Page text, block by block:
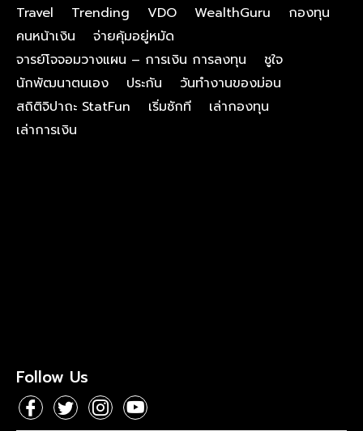
Travel
Trending VDO WealthGuru
กองทุน
คนหน้าเงิน
จ่ายคุ้มอยู่หมัด
จารย์โจจอมวางแผน – การเงิน การลงทุน
ชูใจ
นักพัฒนาตนเอง
ประกัน
วันทำงานของม่อน
สถิติจิปาถะ StatFun
เริ่มซักที
เล่ากองทุน
เล่าการเงิน
Follow Us